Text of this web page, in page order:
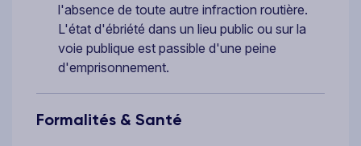
l'absence de toute autre infraction routière.
L'état d'ébriété dans un lieu public ou sur la
voie publique est passible d'une peine
d'emprisonnement.
Formalités & Santé